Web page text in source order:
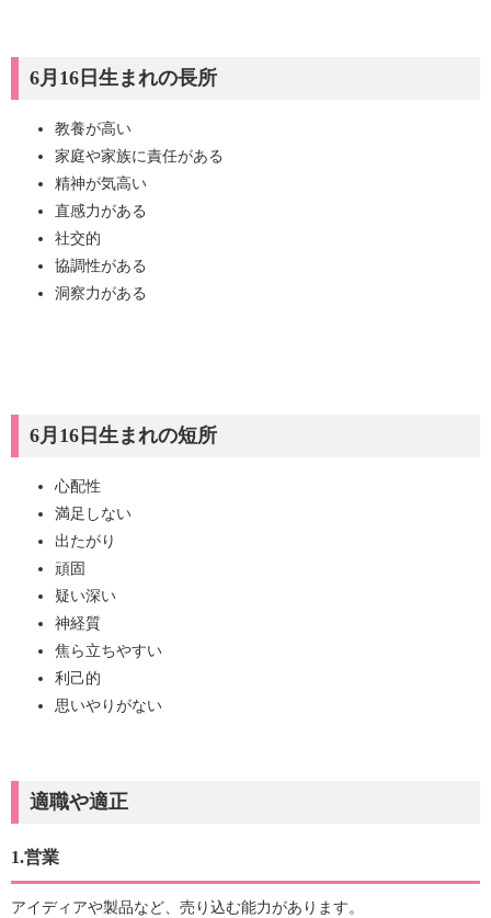
6月16日生まれの長所
教養が高い
家庭や家族に責任がある
精神が気高い
直感力がある
社交的
協調性がある
洞察力がある
6月16日生まれの短所
心配性
満足しない
出たがり
頑固
疑い深い
神経質
焦ら立ちやすい
利己的
思いやりがない
適職や適正
1.営業
アイディアや製品など、売り込む能力があります。